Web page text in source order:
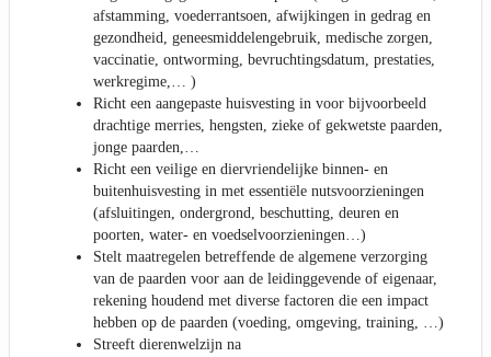
afstamming, voederrantsoen, afwijkingen in gedrag en
gezondheid, geneesmiddelengebruik, medische zorgen,
vaccinatie, ontworming, bevruchtingsdatum, prestaties,
werkregime,… )
Richt een aangepaste huisvesting in voor bijvoorbeeld
drachtige merries, hengsten, zieke of gekwetste paarden,
jonge paarden,…
Richt een veilige en diervriendelijke binnen- en
buitenhuisvesting in met essentiële nutsvoorzieningen
(afsluitingen, ondergrond, beschutting, deuren en
poorten, water- en voedselvoorzieningen…)
Stelt maatregelen betreffende de algemene verzorging
van de paarden voor aan de leidinggevende of eigenaar,
rekening houdend met diverse factoren die een impact
hebben op de paarden (voeding, omgeving, training, …)
Streeft dierenwelzijn na